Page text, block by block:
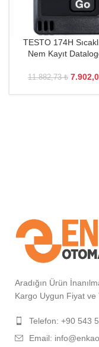
TESTO 174H
Nem Kayıt
11.882,73₺
Aradığın Ürün
Kargo Uygun Fiyat ve
Telefon: +90 543
Email: